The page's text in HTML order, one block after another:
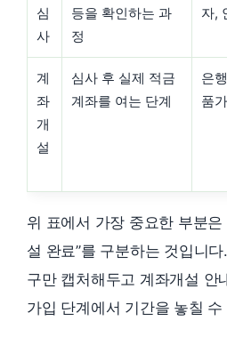
심
사
등을 확인하는 과
정
자,
계
좌
개
설
심사 후 실제 적금
계좌를 여는 단계
은
품
위 표에서 가장 중요한 부분은
설 완료”를 구분하는 것입니
구만 캡처해두고 계좌개설 안
가입 단계에서 기간을 놓칠 수